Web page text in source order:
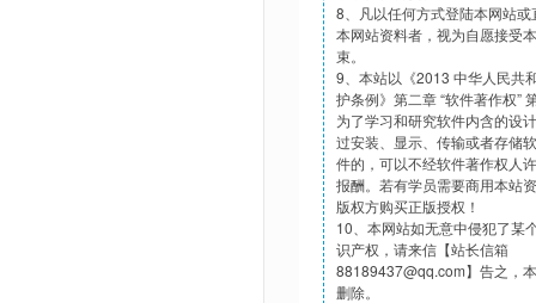
8、凡以任何方式登陆本网站
本网站资料者，视为自愿接受
束。
9、本站以《2013 中华人民共
护条例》第二章 “软件著作权”
为了学习和研究软件内含的设
过安装、显示、传输或者存储
件的，可以不经软件著作权人
报酬。若有学员需要商用本站
版权方购买正版授权！
10、本网站如无意中侵犯了某
识产权，请来信【站长信箱
88189437@qq.com】告之，
删除。